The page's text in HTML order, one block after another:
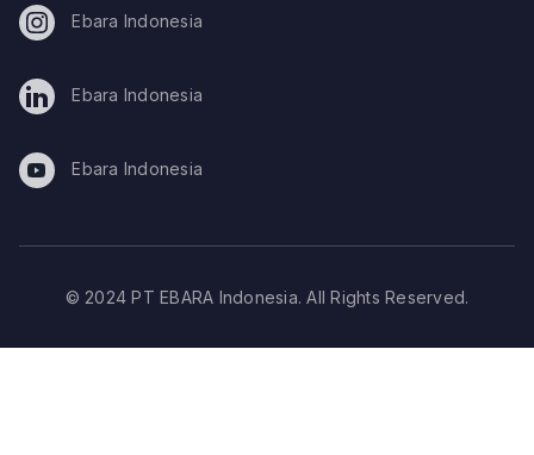
Ebara Indonesia
Ebara Indonesia
Ebara Indonesia
© 2024 PT EBARA Indonesia. All Rights Reserved.